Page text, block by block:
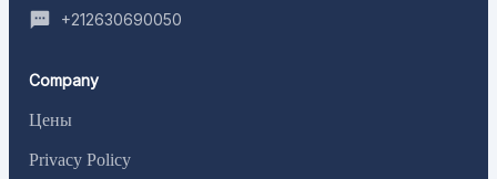
+212630690050
Company
Цены
Privacy Policy